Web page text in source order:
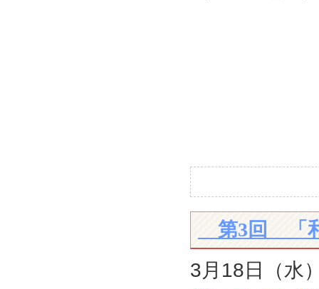
第3回 「
3月18日（水